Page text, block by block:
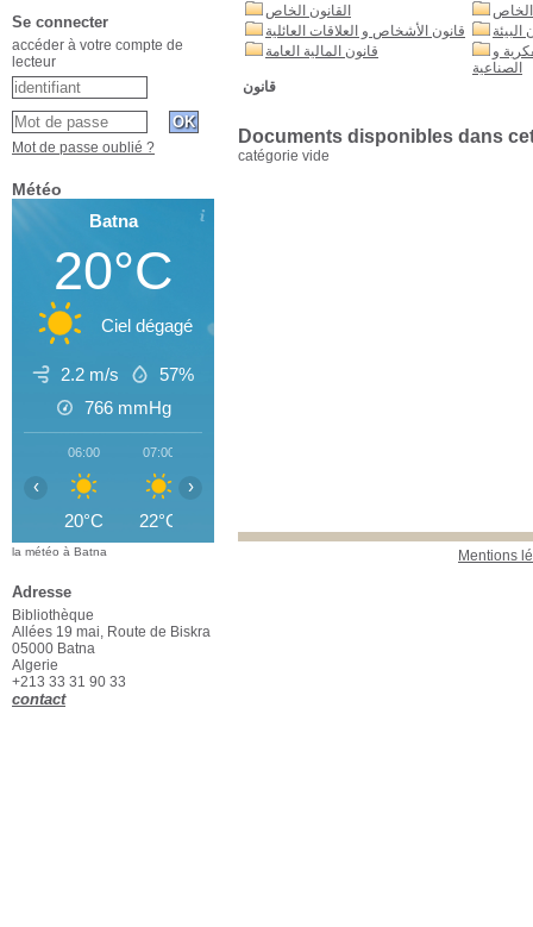
القانون الخاص
الخاص
قانون الأشخاص و العلاقات العائلية
البيئة
قانون المالية العامة
و
الصناعية
قانون
Documents disponibles dans
catégorie vide
Mentions
Se connecter
accéder à votre compte de
lecteur
Mot de passe oublié ?
Météo
Batna
20°C
Ciel dégagé
2.2 m/s
57%
766 mmHg
06:00
20°C
07:00
22°C
‹ ›
la météo à Batna
Adresse
Bibliothèque
Allées 19 mai, Route de Biskra
05000 Batna
Algerie
+213 33 31 90 33
contact